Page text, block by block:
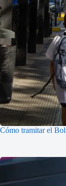
Cómo tramitar el